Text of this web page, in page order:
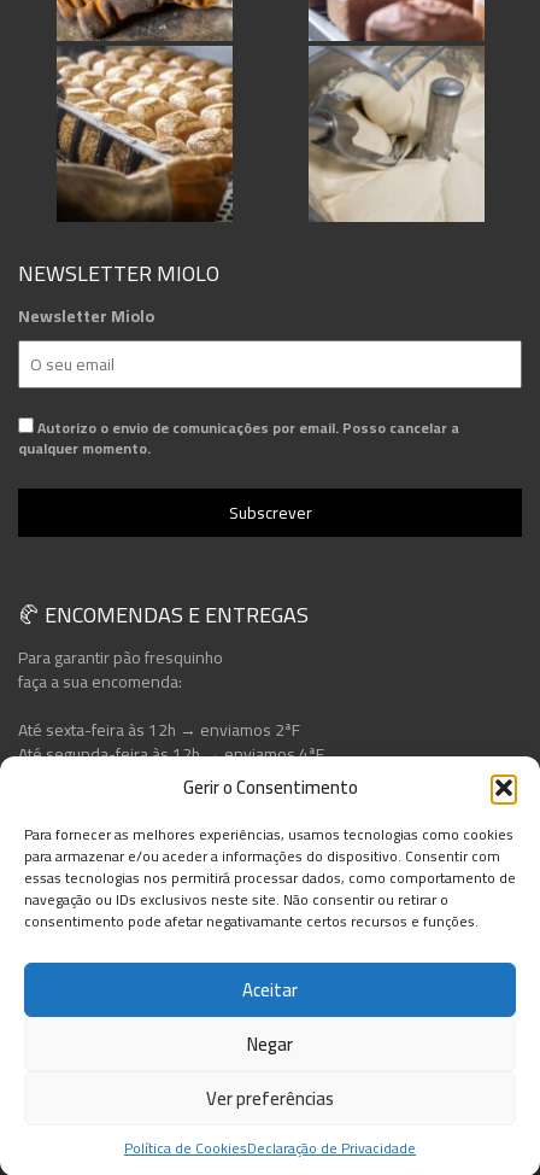
Gerir o Consentimento
Para fornecer as melhores experiências, usamos tecnologias como cookies
para armazenar e/ou aceder a informações do dispositivo. Consentir com
essas tecnologias nos permitirá processar dados, como comportamento de
navegação ou IDs exclusivos neste site. Não consentir ou retirar o
consentimento pode afetar negativamante certos recursos e funções.
Aceitar
Negar
Ver preferências
Política de CookiesDeclaração de Privacidade
NEWSLETTER MIOLO
Newsletter Miolo
Autorizo o envio de comunicações por email. Posso cancelar a
qualquer momento.
🥐 ENCOMENDAS E ENTREGAS
Para garantir pão fresquinho
faça a sua encomenda:
Até sexta-feira às 12h → enviamos 2ªF
Até segunda-feira às 12h → enviamos 4ªF
© 2025. Feito com por Kriação - New Media Agency